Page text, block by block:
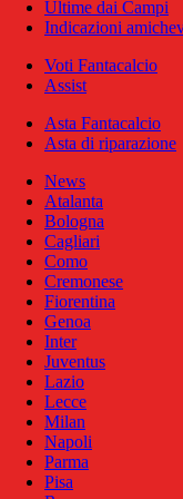
Ultime dai Campi
Indicazioni
Voti Fantacalcio
Assist
Asta Fantacalcio
Asta di riparazione
News
Atalanta
Bologna
Cagliari
Como
Cremonese
Fiorentina
Genoa
Inter
Juventus
Lazio
Lecce
Milan
Napoli
Parma
Pisa